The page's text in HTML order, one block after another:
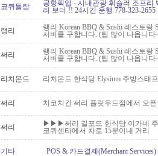
코퀴틀람
공항픽업 - 시내관광 휘슬러 조프
리 보더 !! 24시간 운행 778-323-2655
랭리
랭리 Korean BBQ & Sushi 레스토
서버를 구합니다. (팁 많이 나옵니다
써리
랭리 Korean BBQ & Sushi 레스토
서버를 구합니다. (팁 많이 나옵니다
리치몬드 리치몬드 한식당 Elysium 주방스태
써리 치코치킨 써리 플릿우드점에서 오
써리
▶▶▶써리 길포드 한식당 이가네
코퀴센타에서 차로 15분이내 거리
기타 POS & 카드결제(Merchant